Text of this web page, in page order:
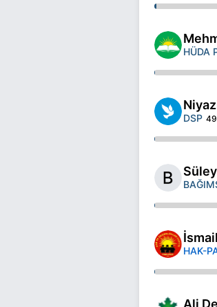
HÜDA
DSP
HAK-
Ali